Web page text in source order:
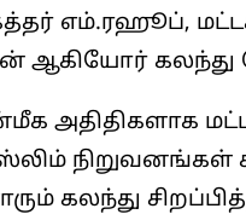
எம்.ரஹூப்,
ஆகியோர் கலந்து
அதிதிகளாக
கலந்து